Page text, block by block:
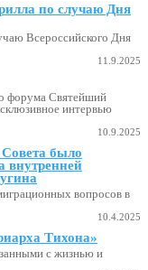
по случаю Дня
Всероссийского Дня
11.9.2025
форума Святейший
интервью
10.9.2025
было
внутренней
вопросов в
10.4.2025
Тихона»
с жизнью и